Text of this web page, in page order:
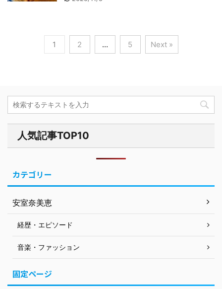
1 2 … 5 Next »
人気記事TOP10
カテゴリー
安室奈美恵
経歴・エピソード
音楽・ファッション
固定ページ